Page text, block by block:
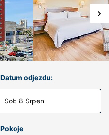
Datum odjezdu:
Sob 8 Srpen
Pokoje